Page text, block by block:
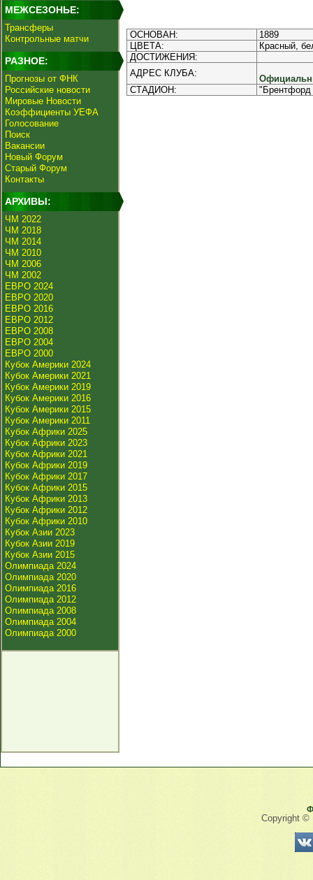
МЕЖСЕЗОНЬЕ:
Трансферы
Контрольные матчи
РАЗНОЕ:
Прогнозы от ФНК
Российские новости
Мировые Новости
Коэффициенты УЕФА
Голосование
Поиск
Вакансии
Новый Форум
Старый Форум
Контакты
АРХИВЫ:
ЧМ 2022
ЧМ 2018
ЧМ 2014
ЧМ 2010
ЧМ 2006
ЧМ 2002
ЕВРО 2024
ЕВРО 2020
ЕВРО 2016
ЕВРО 2012
ЕВРО 2008
ЕВРО 2004
ЕВРО 2000
Кубок Америки 2024
Кубок Америки 2021
Кубок Америки 2019
Кубок Америки 2016
Кубок Америки 2015
Кубок Америки 2011
Кубок Африки 2025
Кубок Африки 2023
Кубок Африки 2021
Кубок Африки 2019
Кубок Африки 2017
Кубок Африки 2015
Кубок Африки 2013
Кубок Африки 2012
Кубок Африки 2010
Кубок Азии 2023
Кубок Азии 2019
Кубок Азии 2015
Олимпиада 2024
Олимпиада 2020
Олимпиада 2016
Олимпиада 2012
Олимпиада 2008
Олимпиада 2004
Олимпиада 2000
ОСНОВАН:
1889
ЦВЕТА:
Красный,
ДОСТИЖЕНИЯ:
АДРЕС КЛУБА:
СТАДИОН:
"Брентфорд
Copyright ©